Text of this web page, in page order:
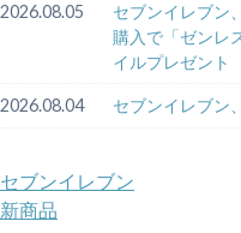
2026.08.05
セブンイレブン
購入で「ゼンレ
イルプレゼント
2026.08.04 セブンイレブン
セブンイレブン
新商品